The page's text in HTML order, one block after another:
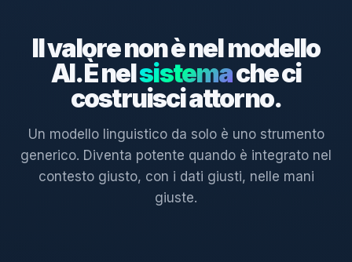
Il valore non è nel modello
AI. È nelsistemache ci
costruisci attorno.
Un modello linguistico da solo è uno strumento
generico. Diventa potente quando è integrato nel
contesto giusto, con i dati giusti, nelle mani
giuste.